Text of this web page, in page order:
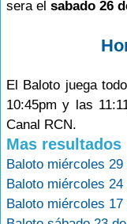
sera el sabado 26
El Baloto juega
10:45pm y las
Canal RCN.
Mas resultados
Baloto miércoles 29
Baloto miércoles 24
Baloto miércoles 17